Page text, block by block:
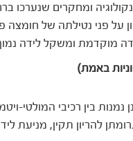
ומחקרים שנערכו
על פני נטילתה של
מוקדמת ומשקל לידה
שומן מסוג אומגה 3 אינן נמנות בין
להריון תקין, מניעת